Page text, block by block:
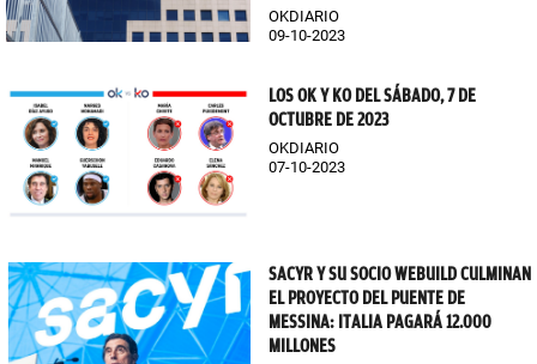
OKDIARIO
09-10-2023
LOS OK Y KO DEL SÁBADO, 7 DE
OCTUBRE DE 2023
OKDIARIO
07-10-2023
SACYR Y SU SOCIO WEBUILD CULMINAN
EL PROYECTO DEL PUENTE DE
MESSINA: ITALIA PAGARÁ 12.000
MILLONES